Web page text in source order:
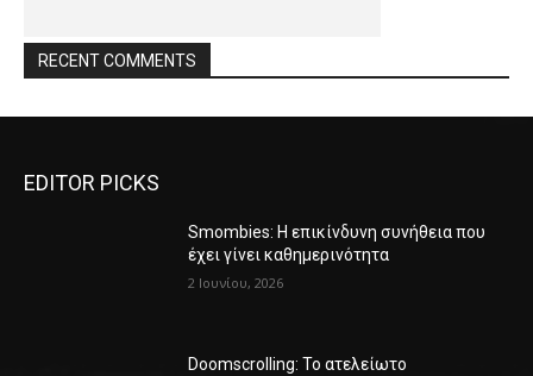
RECENT COMMENTS
EDITOR PICKS
Smombies: Η επικίνδυνη συνήθεια που
έχει γίνει καθημερινότητα
2 Ιουνίου, 2026
Doomscrolling: Το ατελείωτο